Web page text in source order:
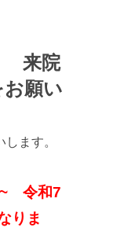
来院
お願い
ます。
~ 令和7
りま